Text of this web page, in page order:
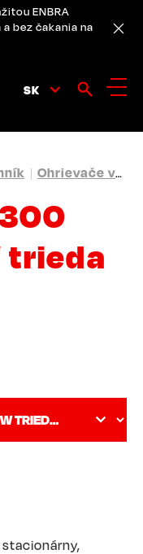
ENBRA
bez čakania na
SK
Ohrievače vody a akumulačné zásobníky
trieda